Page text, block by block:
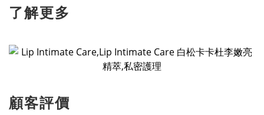
了解更多
顧客評價